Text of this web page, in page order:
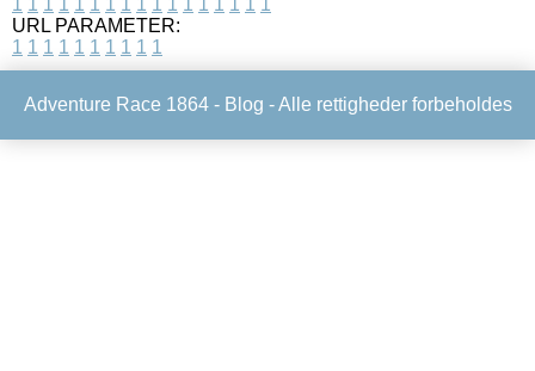
1 1 1 1 1 1 1 1 1 1 1 1 1 1 1 1 1
URL PARAMETER:
1 1 1 1 1 1 1 1 1 1
Adventure Race 1864 - Blog - Alle rettigheder forbeholdes